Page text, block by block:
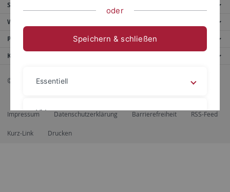
Service
Weitere Angebote
Portale
Kontaktinfo
© 2026 Eberhard Karls Universität Tübingen, Tübingen
Impressum Datenschutzerklärung Barrierefreiheit RSS-Feed
Kurz-Link Drucken
oder
Speichern & schließen
Essentiell
Videos